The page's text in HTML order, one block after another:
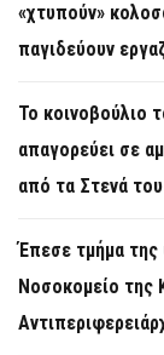
«χτυπούν»
παγιδεύουν
Το κοινοβούλιο
απαγορεύει σε
από τα Στενά
Έπεσε τμήμα
Νοσοκομείο της